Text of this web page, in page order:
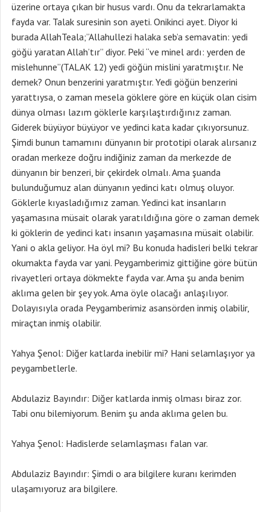
üzerine ortaya çıkan bir husus vardı. Onu da tekrarlamakta
fayda var. Talak suresinin son ayeti. Onikinci ayet. Diyor ki
burada AllahTeala;”Allahullezi halaka seb’a semavatin: yedi
göğü yaratan Allah’tır” diyor. Peki “ve minel ardı: yerden de
mislehunne”(TALAK 12) yedi göğün mislini yaratmıştır. Ne
demek? Onun benzerini yaratmıştır. Yedi göğün benzerini
yarattıysa, o zaman mesela göklere göre en küçük olan cisim
dünya olması lazım göklerle karşılaştırdığınız zaman.
Giderek büyüyor büyüyor ve yedinci kata kadar çıkıyorsunuz.
Şimdi bunun tamamını dünyanın bir prototipi olarak alırsanız
oradan merkeze doğru indiğiniz zaman da merkezde de
dünyanın bir benzeri, bir çekirdek olmalı. Ama şuanda
bulunduğumuz alan dünyanın yedinci katı olmuş oluyor.
Göklerle kıyasladığımız zaman. Yedinci kat insanların
yaşamasına müsait olarak yaratıldığına göre o zaman demek
ki göklerin de yedinci katı insanın yaşamasına müsait olabilir.
Yani o akla geliyor. Ha öyl mi? Bu konuda hadisleri belki tekrar
okumakta fayda var yani. Peygamberimiz gittiğine göre bütün
rivayetleri ortaya dökmekte fayda var. Ama şu anda benim
aklıma gelen bir şey yok. Ama öyle olacağı anlaşılıyor.
Dolayısıyla orada Peygamberimiz asansörden inmiş olabilir,
miraçtan inmiş olabilir.
Yahya Şenol: Diğer katlarda inebilir mi? Hani selamlaşıyor ya
peygambetlerle.
Abdulaziz Bayındır: Diğer katlarda inmiş olması biraz zor.
Tabi onu bilemiyorum. Benim şu anda aklıma gelen bu.
Yahya Şenol: Hadislerde selamlaşması falan var.
Abdulaziz Bayındır: Şimdi o ara bilgilere kuranı kerimden
ulaşamıyoruz ara bilgilere.